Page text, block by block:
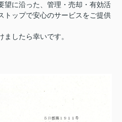
望に沿った、管理・売却・有効活
トップで安心のサービスをご提供
ましたら幸いです。